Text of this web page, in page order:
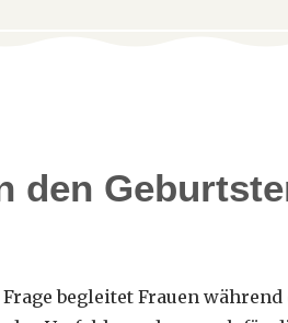
den
begleitet Frauen